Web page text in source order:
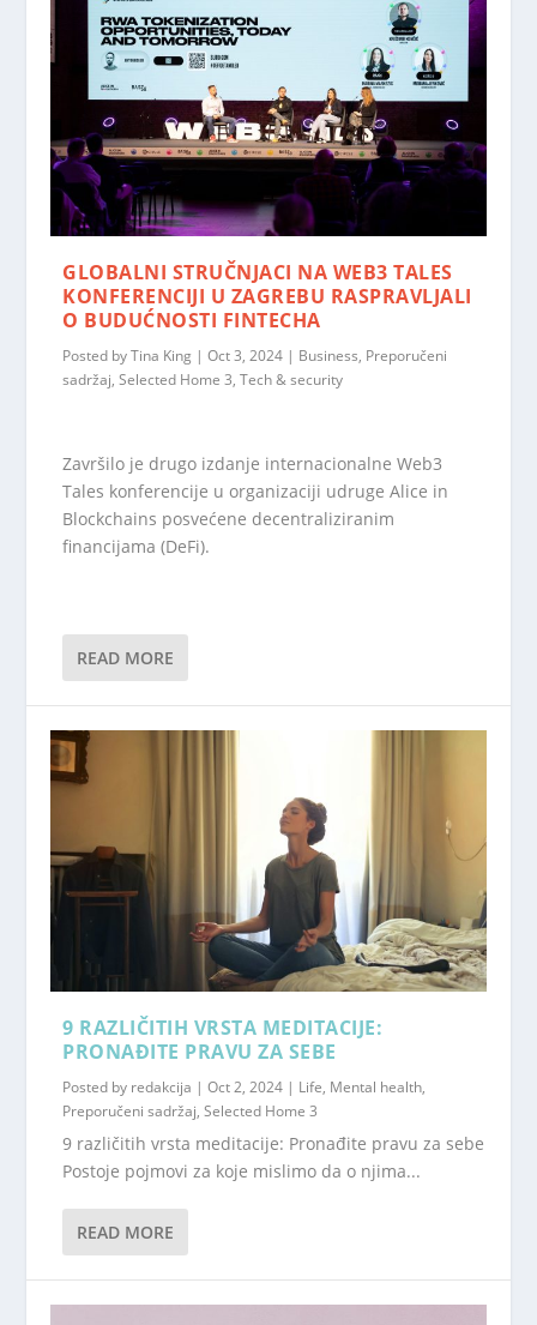
GLOBALNI STRUČNJACI NA WEB3 TALES
KONFERENCIJI U ZAGREBU RASPRAVLJALI
O BUDUĆNOSTI FINTECHA
Posted byTina King |Oct 3, 2024 | Business, Preporučeni
sadržaj,Selected Home 3,Tech & security
Završilo je drugo izdanje internacionalne Web3
Tales konferencije u organizaciji udruge Alice in
Blockchains posvećene decentraliziranim
financijama (DeFi).
READ MORE
9 RAZLIČITIH VRSTA MEDITACIJE:
PRONAĐITE PRAVU ZA SEBE
Posted by redakcija |Oct 2, 2024 | Life, Mental health,
Preporučeni sadržaj,Selected Home 3
9 različitih vrsta meditacije: Pronađite pravu za sebe
Postoje pojmovi za koje mislimo da o njima...
READ MORE